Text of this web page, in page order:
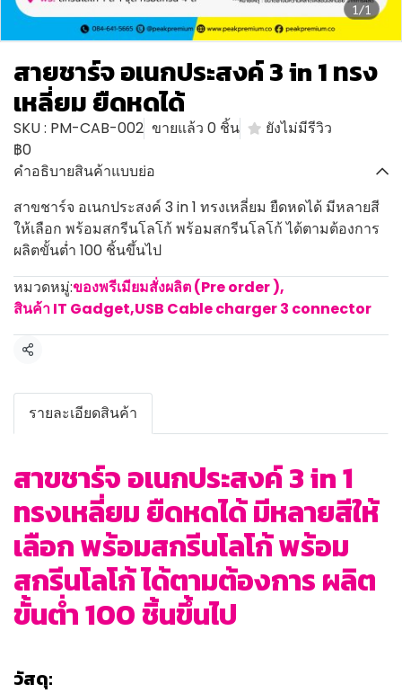
1/1
สายชาร์จ อเนกประสงค์ 3 in 1 ทรง
เหลี่ยม ยืดหดได้
SKU : PM-CAB-002 ขายแล้ว 0 ชิ้น
ยังไม่มีรีวิว
฿0
คำอธิบายสินค้าแบบย่อ
สาขชาร์จ อเนกประสงค์ 3 in 1 ทรงเหลี่ยม ยืดหดได้ มีหลายสี
ให้เลือก พร้อมสกรีนโลโก้ พร้อมสกรีนโลโก้ ได้ตามต้องการ
ผลิตขั้นต่ำ 100 ชิ้นขึ้นไป
หมวดหมู่:ของพรีเมียมสั่งผลิต (Pre order ),
สินค้า IT Gadget,USB Cable charger 3 connector
แชร์
รายละเอียดสินค้า
สาขชาร์จ อเนกประสงค์ 3 in 1
ทรงเหลี่ยม ยืดหดได้ มีหลายสีให้
เลือก พร้อมสกรีนโลโก้ พร้อม
สกรีนโลโก้ ได้ตามต้องการ ผลิต
ขั้นต่ำ 100 ชิ้นขึ้นไป
วัสดุ: